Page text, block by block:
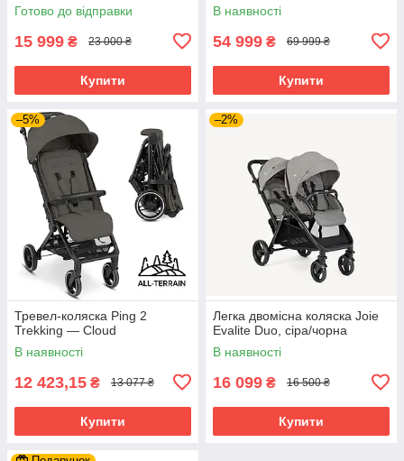
Готово до відправки
15 999 ₴ 23 000 ₴
Купити
В наявності
54 999 ₴ 69 999 ₴
Купити
–5%
Тревел-коляска Ping 2
Trekking — Cloud
В наявності
12 423,15 ₴ 13 077 ₴
Купити
–2%
Легка двомісна коляска Joie
Evalite Duo, сіра/чорна
В наявності
16 099 ₴ 16 500 ₴
Купити